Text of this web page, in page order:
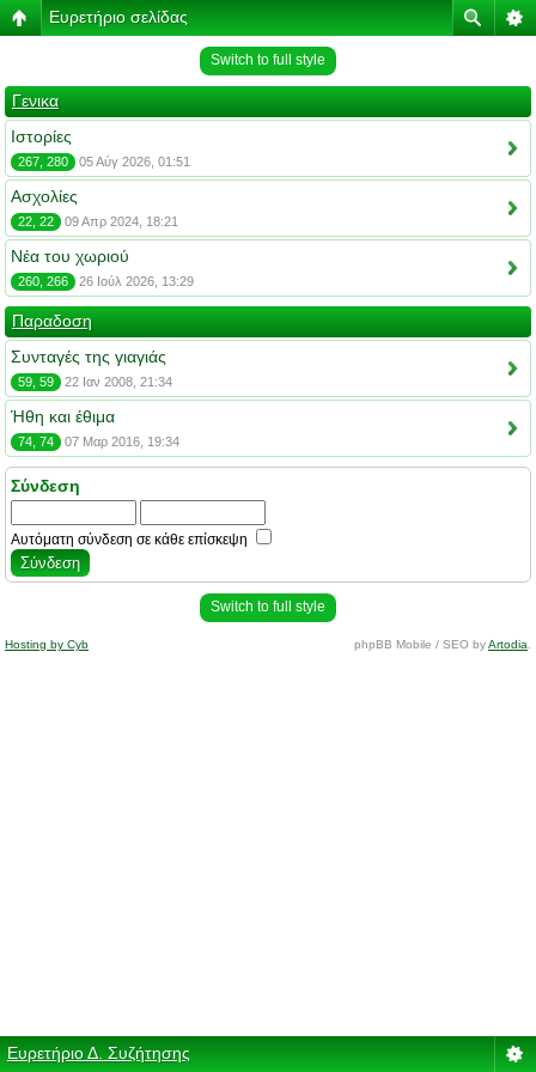
Ευρετήριο σελίδας
Switch to full style
Γενικα
Ιστορίες
267, 280 05 Αύγ 2026, 01:51
Ασχολίες
22, 22 09 Απρ 2024, 18:21
Νέα του χωριού
260, 266 26 Ιούλ 2026, 13:29
Παραδοση
Συνταγές της γιαγιάς
59, 59 22 Ιαν 2008, 21:34
Ήθη και έθιμα
74, 74 07 Μαρ 2016, 19:34
Σύνδεση
Αυτόματη σύνδεση σε κάθε επίσκεψη
Switch to full style
Hosting by Cyb phpBB Mobile / SEO byArtodia
Ευρετήριο Δ. Συζήτησης